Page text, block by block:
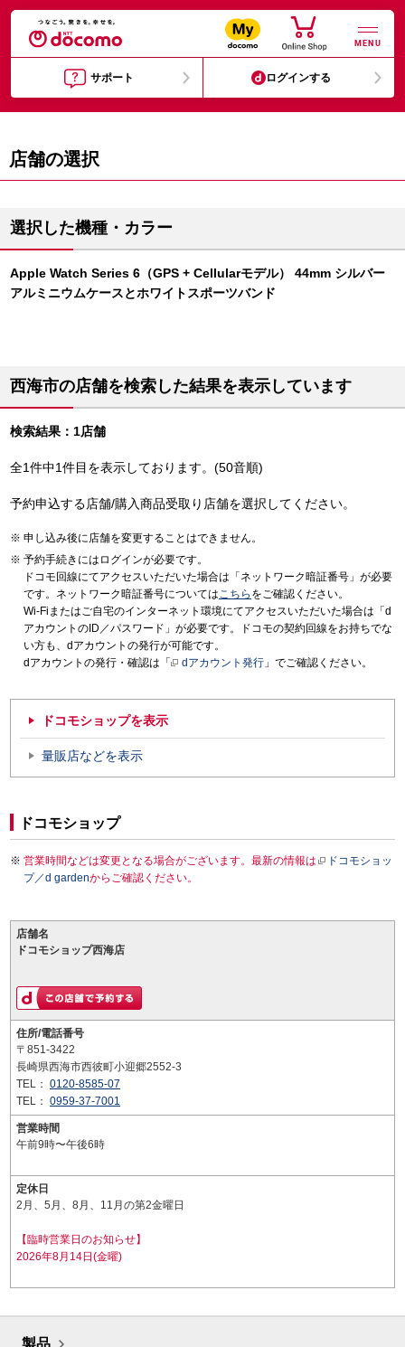
MENU
サポート ログインする
店舗の選択
選択した機種・カラー
Apple Watch Series 6（GPS + Cellularモデル） 44mm シルバー
アルミニウムケースとホワイトスポーツバンド
西海市の店舗を検索した結果を表示しています
検索結果：1店舗
全1件中1件目を表示しております。(50音順)
予約申込する店舗/購入商品受取り店舗を選択してください。
申し込み後に店舗を変更することはできません。
予約手続きにはログインが必要です。
ドコモ回線にてアクセスいただいた場合は「ネットワーク暗証番号」が必要
です。ネットワーク暗証番号についてはこちら をご確認ください。
Wi-Fiまたはご自宅のインターネット環境にてアクセスいただいた場合は「d
アカウントのID／パスワード」が必要です。ドコモの契約回線をお持ちでな
い方も、dアカウントの発行が可能です。
dアカウントの発行・確認は「
dアカウント発行 」でご確認ください。
ドコモショップを表示
量販店などを表示
ドコモショップ
営業時間などは変更となる場合がございます。最新の情報は
ドコモショッ
プ／d gardenからご確認ください。
店舗名
ドコモショップ西海店
住所/電話番号
〒851-3422
長崎県西海市西彼町小迎郷2552-3
TEL： 0120-8585-07
TEL： 0959-37-7001
営業時間
午前9時〜午後6時
定休日
2月、5月、8月、11月の第2金曜日
【臨時営業日のお知らせ】
2026年8月14日(金曜)
製品